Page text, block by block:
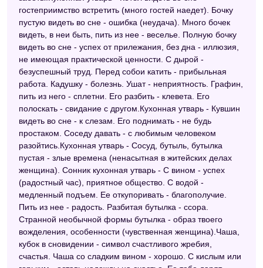
гостеприимство встретить (много гостей наедет). Бочку
пустую видеть во сне - ошибка (неудача). Много бочек
видеть, в неи быть, пить из нее - веселье. Полную бочку
видеть во сне - успех от прилежания, без дна - иллюзия,
не имеющая практической ценности. С дырой -
безуспешный труд. Перед собои катить - прибыльная
работа. Кадушку - болезнь. Ушат - неприятность. Графин,
пить из него - сплетни. Его разбить - клевета. Его
полоскать - свидание с другом.Кухонная утварь - Кувшин
видеть во сне - к слезам. Его поднимать - не будь
простаком. Соседу давать - с любимым человеком
разойтись.Кухонная утварь - Сосуд, бутыль, бутылка
пустая - злые времена (ненасытная в житейских делах
женщина). Сонник кухонная утварь - С вином - успех
(радостный час), приятное общество. С водой -
медленный подъем. Ее откупоривать - благополучие.
Пить из нее - радость. Разбитая бутылка - ссора.
Странной необычной формы бутылка - образ твоего
вожделения, особенности (чувственная женщина).Чаша,
кубок в сновидении - символ счастливого жребия,
счастья. Чаша со сладким вином - хорошо. С кислым или